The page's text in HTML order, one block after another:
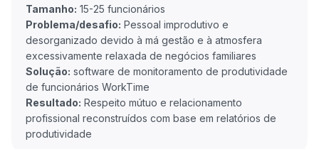
Tamanho:
Problema/desafio: Pessoal improdutivo e
desorganizado devido à má gestão e à atmosfera
Solução: software de monitoramento de produtividade
Resultado: Respeito mútuo e relacionamento
profissional reconstruídos com base em relatórios de